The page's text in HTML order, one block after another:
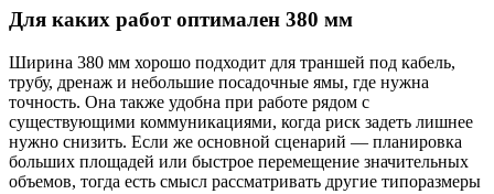
Для каких работ оптимален 380 мм
Ширина 380 мм хорошо подходит для траншей под кабель,
трубу, дренаж и небольшие посадочные ямы, где нужна
точность. Она также удобна при работе рядом с
существующими коммуникациями, когда риск задеть лишнее
нужно снизить. Если же основной сценарий — планировка
больших площадей или быстрое перемещение значительных
объемов, тогда есть смысл рассматривать другие типоразмеры